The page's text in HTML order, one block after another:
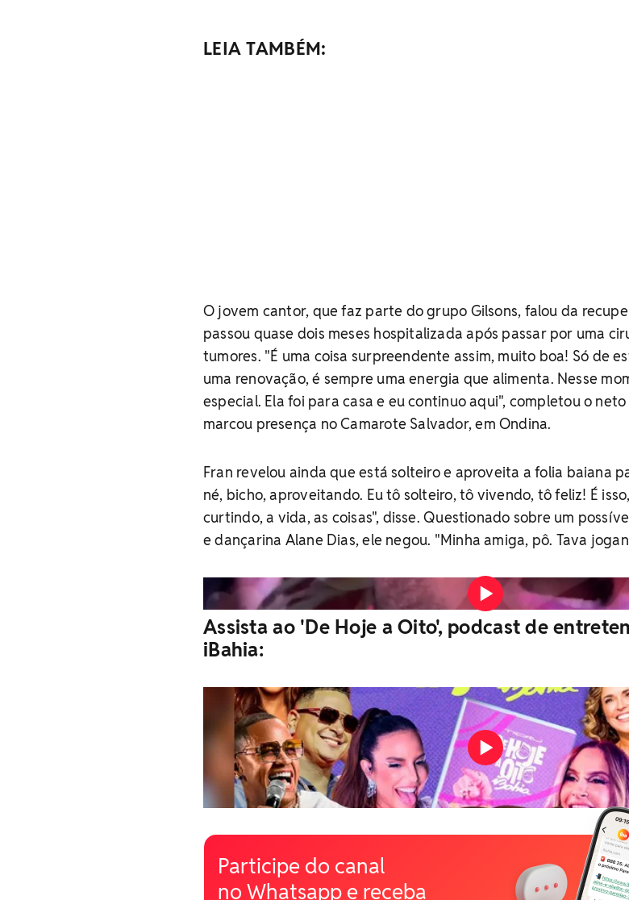
LEIA TAMBÉM:
O jovem cantor, que faz parte do grupo Gilsons, falou da
passou quase dois meses hospitalizada após passar por uma
tumores. "É uma coisa surpreendente assim, muito boa! Só de
uma renovação, é sempre uma energia que alimenta. Nesse
especial. Ela foi para casa e eu continuo aqui", completou o
marcou presença no Camarote Salvador, em Ondina.
Fran revelou ainda que está solteiro e aproveita a folia baiana
né, bicho, aproveitando. Eu tô solteiro, tô vivendo, tô feliz! É
curtindo, a vida, as coisas", disse. Questionado sobre um
e dançarina Alane Dias, ele negou. "Minha amiga, pô. Tava
Vídeo: iBahia
Assista ao 'De Hoje a Oito', podcast de
iBahia:
Participe do canal
no Whatsapp e receba